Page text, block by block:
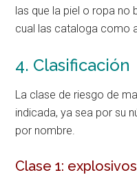
las que la piel o ropa no
cual las cataloga como
4. Clasificación
La clase de riesgo de
indicada, ya sea por su
por nombre.
Clase 1: explosivos